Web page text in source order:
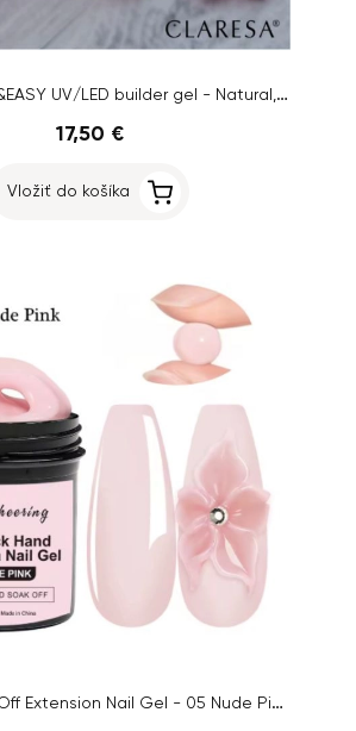
Claresa SOFT&EASY UV/LED builder gel - Natural, 90g
17,50 €
Vložiť do košíka
UV/LED Soak Off Extension Nail Gel - 05 Nude Pink, 100g